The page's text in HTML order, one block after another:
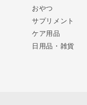
おやつ
サプリメント
ケア用品
日用品・雑貨